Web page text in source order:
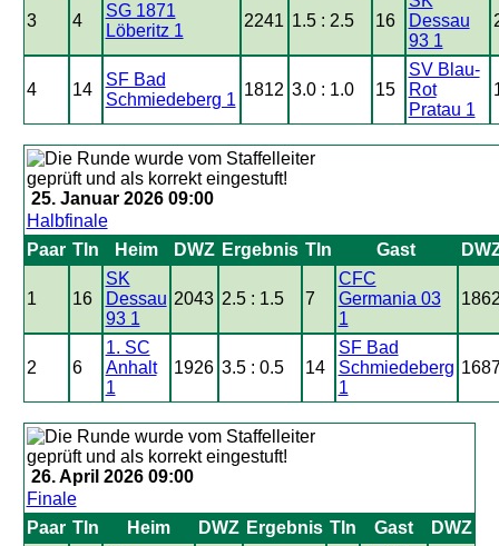
3 4
SG 1871
Löberitz 1
2241 1.5 : 2.5 16
Dessau
93 1
4 14
SF Bad
Schmiedeberg 1
1812 3.0 : 1.0 15
SV Blau-
Rot
Pratau 1
25. Januar 2026 09:00
Halbfinale
Paar Tln Heim DWZ Ergebnis Tln Gast
1 16
SK
Dessau
93 1
2043 2.5 : 1.5 7
CFC
Germania 03
1
2 6
1. SC
Anhalt
1
1926 3.5 : 0.5 14
SF Bad
Schmiedeberg
1
26. April 2026 09:00
Finale
Paar Tln Heim DWZ Ergebnis Tln Gast DWZ